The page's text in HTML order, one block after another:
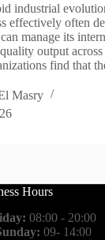
industrial
effectively often
manage its
output across
find that
Masry
Hours
08:00 - 20:00
09- 14:00